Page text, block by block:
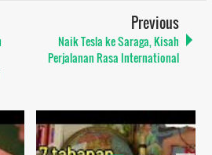
Previous
Naik Tesla ke Saraga, Kisah
Perjalanan Rasa International